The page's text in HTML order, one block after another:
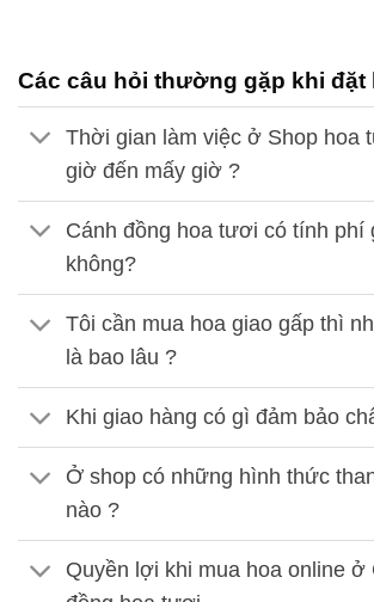
Các câu hỏi thường gặp khi đặt
Thời gian làm việc ở Shop hoa
giờ đến mấy giờ ?
Cánh đồng hoa tươi có tính phí
không?
Tôi cần mua hoa giao gấp thì
là bao lâu ?
Khi giao hàng có gì đảm bảo
Ở shop có những hình thức
nào ?
Quyền lợi khi mua hoa online ở